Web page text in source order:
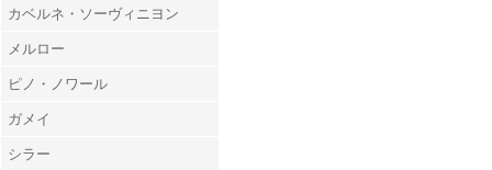
カベルネ・ソーヴィニヨン
メルロー
ピノ・ノワール
ガメイ
シラー